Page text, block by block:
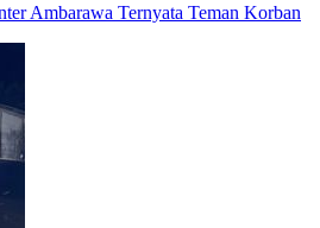
Ambarawa Ternyata Teman Korban